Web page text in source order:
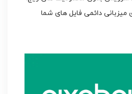
میزبانی دائمی فایل های شما